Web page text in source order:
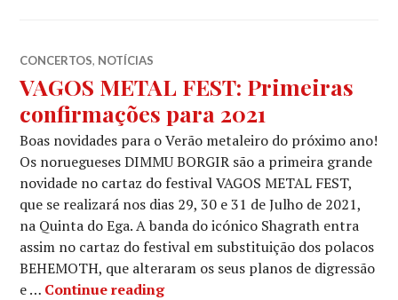
CONCERTOS, NOTÍCIAS
VAGOS METAL FEST: Primeiras
confirmações para 2021
Boas novidades para o Verão metaleiro do próximo ano!
Os noruegueses DIMMU BORGIR são a primeira grande
novidade no cartaz do festival VAGOS METAL FEST,
que se realizará nos dias 29, 30 e 31 de Julho de 2021,
na Quinta do Ega. A banda do icónico Shagrath entra
assim no cartaz do festival em substituição dos polacos
BEHEMOTH, que alteraram os seus planos de digressão
e … Continue readingVAGOS METAL FEST: Primeiras